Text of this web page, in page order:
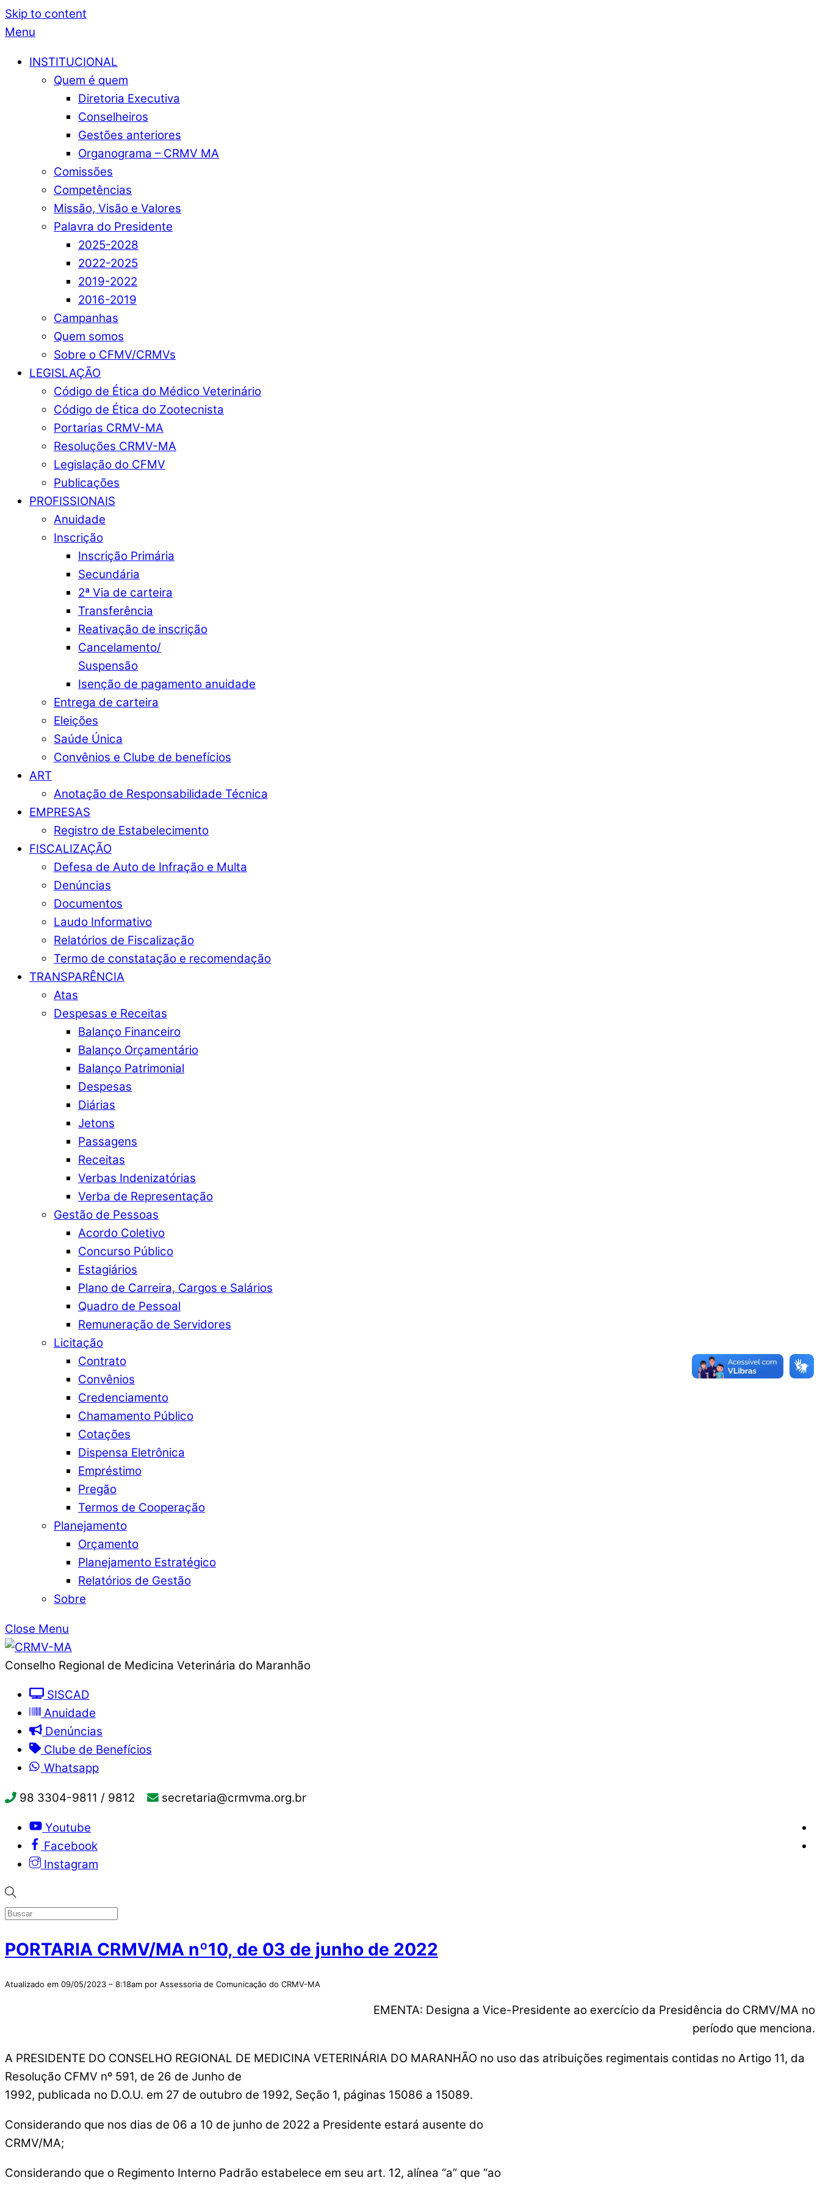
Skip to content
Menu
INSTITUCIONAL
Quem é quem
Diretoria Executiva
Conselheiros
Gestões anteriores
Organograma – CRMV MA
Comissões
Competências
Missão, Visão e Valores
Palavra do Presidente
2025-2028
2022-2025
2019-2022
2016-2019
Campanhas
Quem somos
Sobre o CFMV/CRMVs
LEGISLAÇÃO
Código de Ética do Médico Veterinário
Código de Ética do Zootecnista
Portarias CRMV-MA
Resoluções CRMV-MA
Legislação do CFMV
Publicações
PROFISSIONAIS
Anuidade
Inscrição
Inscrição Primária
Secundária
2ª Via de carteira
Transferência
Reativação de inscrição
Cancelamento/
Suspensão
Isenção de pagamento anuidade
Entrega de carteira
Eleições
Saúde Única
Convênios e Clube de benefícios
ART
Anotação de Responsabilidade Técnica
EMPRESAS
Registro de Estabelecimento
FISCALIZAÇÃO
Defesa de Auto de Infração e Multa
Denúncias
Documentos
Laudo Informativo
Relatórios de Fiscalização
Termo de constatação e recomendação
TRANSPARÊNCIA
Atas
Despesas e Receitas
Balanço Financeiro
Balanço Orçamentário
Balanço Patrimonial
Despesas
Diárias
Jetons
Passagens
Receitas
Verbas Indenizatórias
Verba de Representação
Gestão de Pessoas
Acordo Coletivo
Concurso Público
Estagiários
Plano de Carreira, Cargos e Salários
Quadro de Pessoal
Remuneração de Servidores
Licitação
Contrato
Convênios
Credenciamento
Chamamento Público
Cotações
Dispensa Eletrônica
Empréstimo
Pregão
Termos de Cooperação
Planejamento
Orçamento
Planejamento Estratégico
Relatórios de Gestão
Sobre
Close Menu
Conselho Regional de Medicina Veterinária do Maranhão
SISCAD
Anuidade
Denúncias
Clube de Benefícios
Whatsapp
98 3304-9811 / 9812 secretaria@crmvma.org.br
Youtube
Facebook
Instagram
PORTARIA CRMV/MA nº10, de 03 de junho de 2022
Atualizado em 09/05/2023 – 8:18am por Assessoria de Comunicação do CRMV-MA
EMENTA: Designa a Vice-Presidente ao exercício da Presidência do CRMV/MA no
período que menciona.
A PRESIDENTE DO CONSELHO REGIONAL DE MEDICINA VETERINÁRIA DO MARANHÃO no uso das atribuições regimentais contidas no Artigo 11, da
Resolução CFMV nº 591, de 26 de Junho de
1992, publicada no D.O.U. em 27 de outubro de 1992, Seção 1, páginas 15086 a 15089.
Considerando que nos dias de 06 a 10 de junho de 2022 a Presidente estará ausente do
CRMV/MA;
Considerando que o Regimento Interno Padrão estabelece em seu art. 12, alínea “a” que “ao